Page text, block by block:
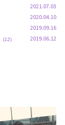
2021.07.03
2020.04.10
2019.09.16
(12) 2019.06.12